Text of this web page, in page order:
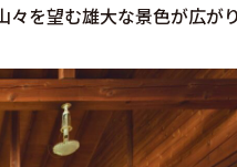
を望む雄大な景色が広がり